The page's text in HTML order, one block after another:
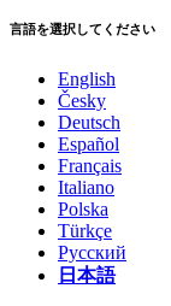
言語を選択してください
English
Česky
Deutsch
Español
Français
Italiano
Polska
Türkçe
Русский
日本語